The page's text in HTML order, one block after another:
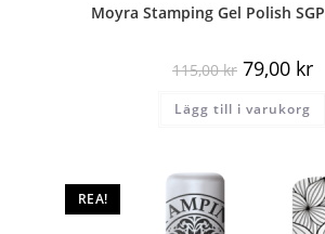
Moyra Stamping Gel Polish
115,00kr 79,00 kr
Lägg till i varukorg
REA!